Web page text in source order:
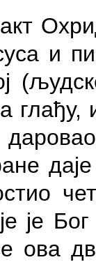
и
је
ова